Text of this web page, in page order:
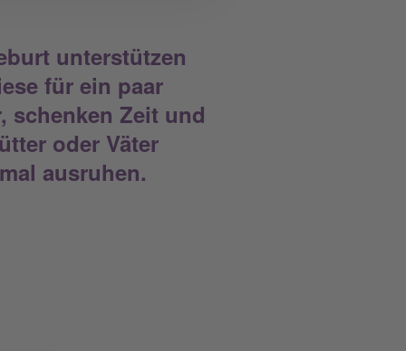
unterstützen
für ein paar
schenken Zeit und
oder Väter
ausruhen.